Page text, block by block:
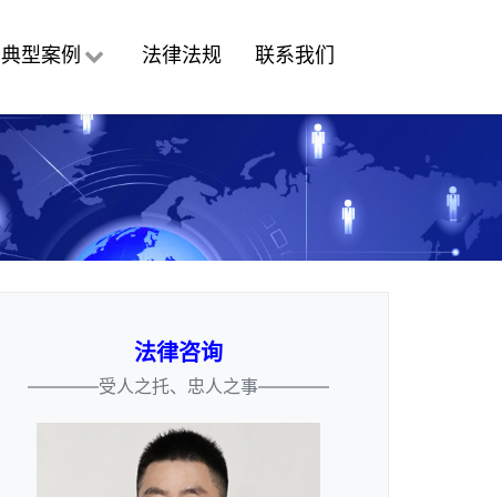
典型案例 法律法规 联系我们
法律咨询
————受人之托、忠人之事————